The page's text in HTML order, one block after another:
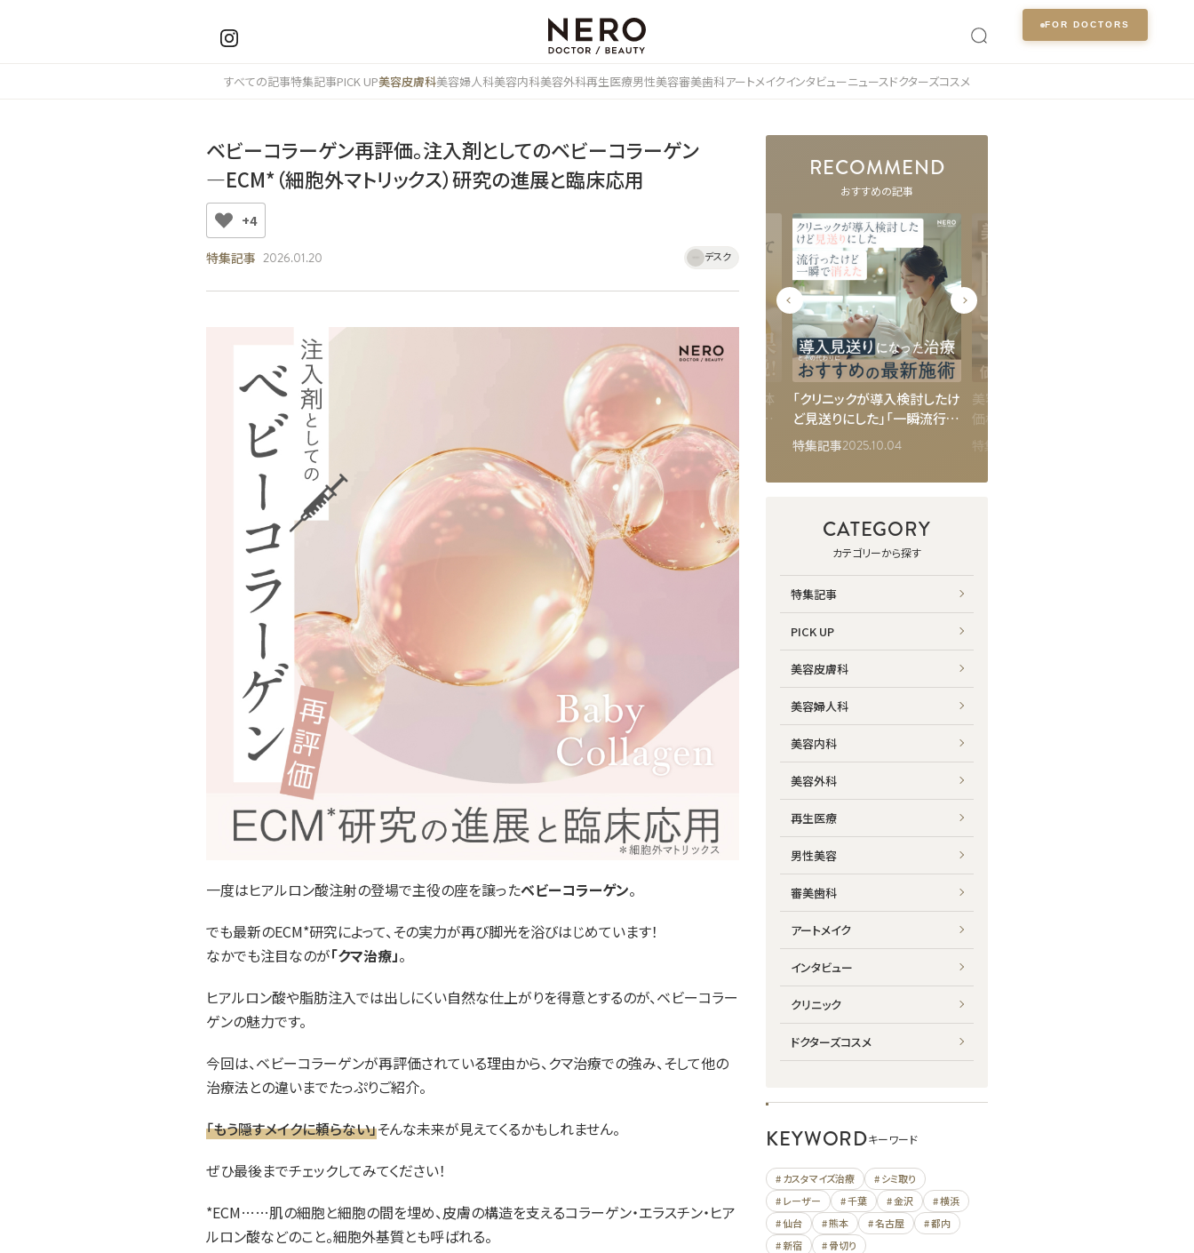
FOR DOCTORS
すべての記事特集記事PICK UP美容皮膚科美容婦人科美容内科美容外科再生医療男性美容審美歯科アートメイクインタビューニュースドクターズコスメ
ベビーコラーゲン再評価。注入剤としてのベビーコラーゲン
―ECM*（細胞外マトリックス）研究の進展と臨床応用
+4
特集記事 2026.01.20 デスク
一度はヒアルロン酸注射の登場で主役の座を譲ったベビーコラーゲン。
でも最新のECM*研究によって、その実力が再び脚光を浴びはじめています！
なかでも注目なのが「クマ治療」。
ヒアルロン酸や脂肪注入では出しにくい自然な仕上がりを得意とするのが、ベビーコラー
ゲンの魅力です。
今回は、ベビーコラーゲンが再評価されている理由から、クマ治療での強み、そして他の
治療法との違いまでたっぷりご紹介。
「もう隠すメイクに頼らない」そんな未来が見えてくるかもしれません。
ぜひ最後までチェックしてみてください！
*ECM……肌の細胞と細胞の間を埋め、皮膚の構造を支えるコラーゲン・エラスチン・ヒア
ルロン酸などのこと。細胞外基質とも呼ばれる。
RECOMMEND
おすすめの記事
フェムケアで注目される更年
期のデリケートゾーンの変
化。“注入系”ケアがQOLを変
える理由
特集記事 2026.07.22
【美容医療情報サイトの歴史】
美容医療情報を探すための
特集記事2024.12.04
ビタミンCとビタミンC誘導体
って何が違うの？意外と知ら
ない成分の秘密や効果を徹
底解説。おすすめのコスメ・使
用方法も紹介！
特集記事2025.01.15
「クリニックが導入検討したけ
ど見送りにした」「一瞬流行っ
たけど一瞬で消えた」治療
は？テストで導入見送りにな
特集記事2025.10.04
美容医療の隠れコストとは？
価格以外で知っておくべきこ
と
特集記事
CATEGORY
カテゴリーから探す
特集記事
PICK UP
美容皮膚科
美容婦人科
美容内科
美容外科
再生医療
男性美容
審美歯科
アートメイク
インタビュー
クリニック
ドクターズコスメ
KEYWORDキーワード
# カスタマイズ治療
# シミ取り
# レーザー
# 千葉 # 金沢
# 横浜
# 仙台
# 熊本 # 名古屋
# 都内
# 新宿
# 骨切り